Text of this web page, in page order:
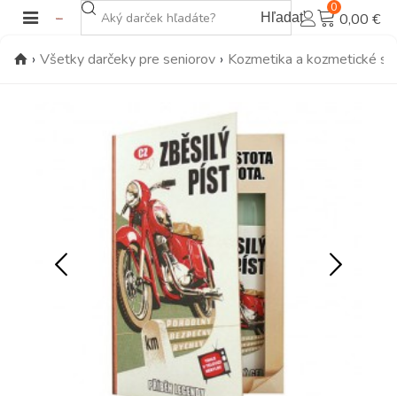
Hľadať
0
0,00 €
› Všetky darčeky pre seniorov › Kozmetika a kozmetické